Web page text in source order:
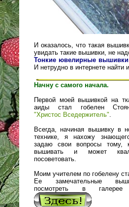
И оказалось, что такая
увидать такие вышивки, не
Тонкие ювелирные
И нетрудно в интернете
Начну с самого начала.
Первой моей вышивкой на
аиды стал гобелен
"Христос Вседержитель"
Всегда, начиная вышивку в
технике, я нахожу
задаю свои вопросы тому,
вышивать и может
посоветовать.
Моим учителем по гобелену
Ее замечательные
посмотреть в галерее